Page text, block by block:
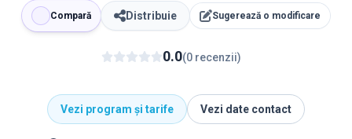
Compară Distribuie Sugerează o modificare
0.0(0 recenzii)
Vezi program și tarife Vezi date contact